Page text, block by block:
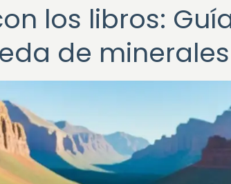
los libros:
de minerales